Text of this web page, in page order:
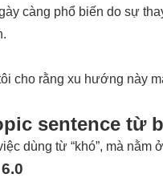
càng phổ biến do sự
cho rằng xu hướng này
sentence từ
dùng từ “khó”, mà nằm